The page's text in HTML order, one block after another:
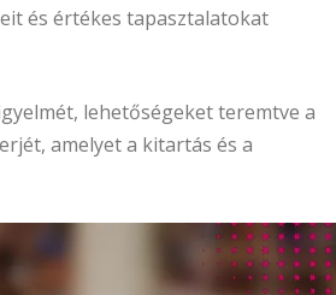
és értékes tapasztalatokat
lehetőségeket teremtve a
amelyet a kitartás és a